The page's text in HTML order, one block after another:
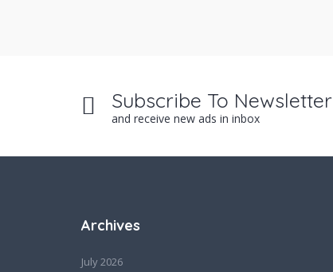
Subscribe To Newsletter
and receive new ads in inbox
Archives
July 2026